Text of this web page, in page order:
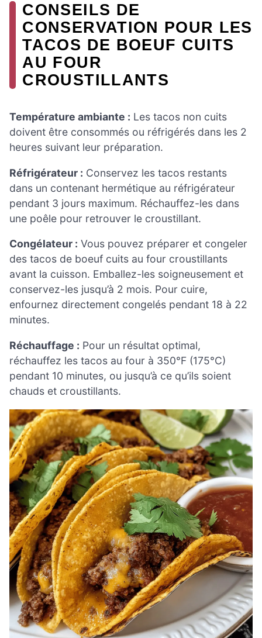
CONSEILS DE
CONSERVATION POUR LES
TACOS DE BOEUF CUITS
AU FOUR
CROUSTILLANTS
Température ambiante : Les tacos non cuits
doivent être consommés ou réfrigérés dans les 2
heures suivant leur préparation.
Réfrigérateur : Conservez les tacos restants
dans un contenant hermétique au réfrigérateur
pendant 3 jours maximum. Réchauffez-les dans
une poêle pour retrouver le croustillant.
Congélateur : Vous pouvez préparer et congeler
des tacos de boeuf cuits au four croustillants
avant la cuisson. Emballez-les soigneusement et
conservez-les jusqu’à 2 mois. Pour cuire,
enfournez directement congelés pendant 18 à 22
minutes.
Réchauffage : Pour un résultat optimal,
réchauffez les tacos au four à 350°F (175°C)
pendant 10 minutes, ou jusqu’à ce qu’ils soient
chauds et croustillants.